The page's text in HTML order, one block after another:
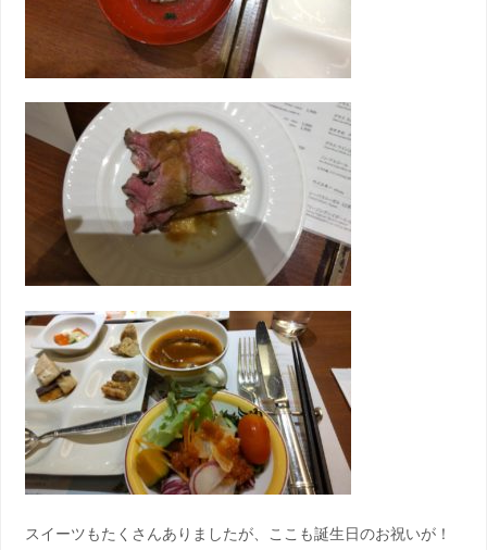
スイーツもたくさんありましたが、ここも誕生日のお祝いが！